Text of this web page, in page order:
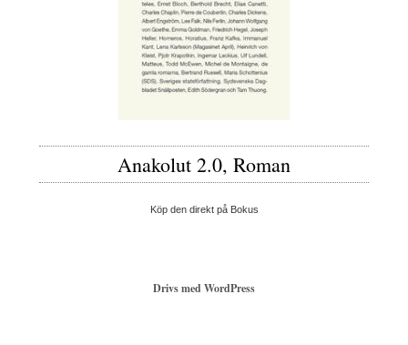
Anakolut 2.0, Roman
Köp den direkt på Bokus
Drivs med WordPress